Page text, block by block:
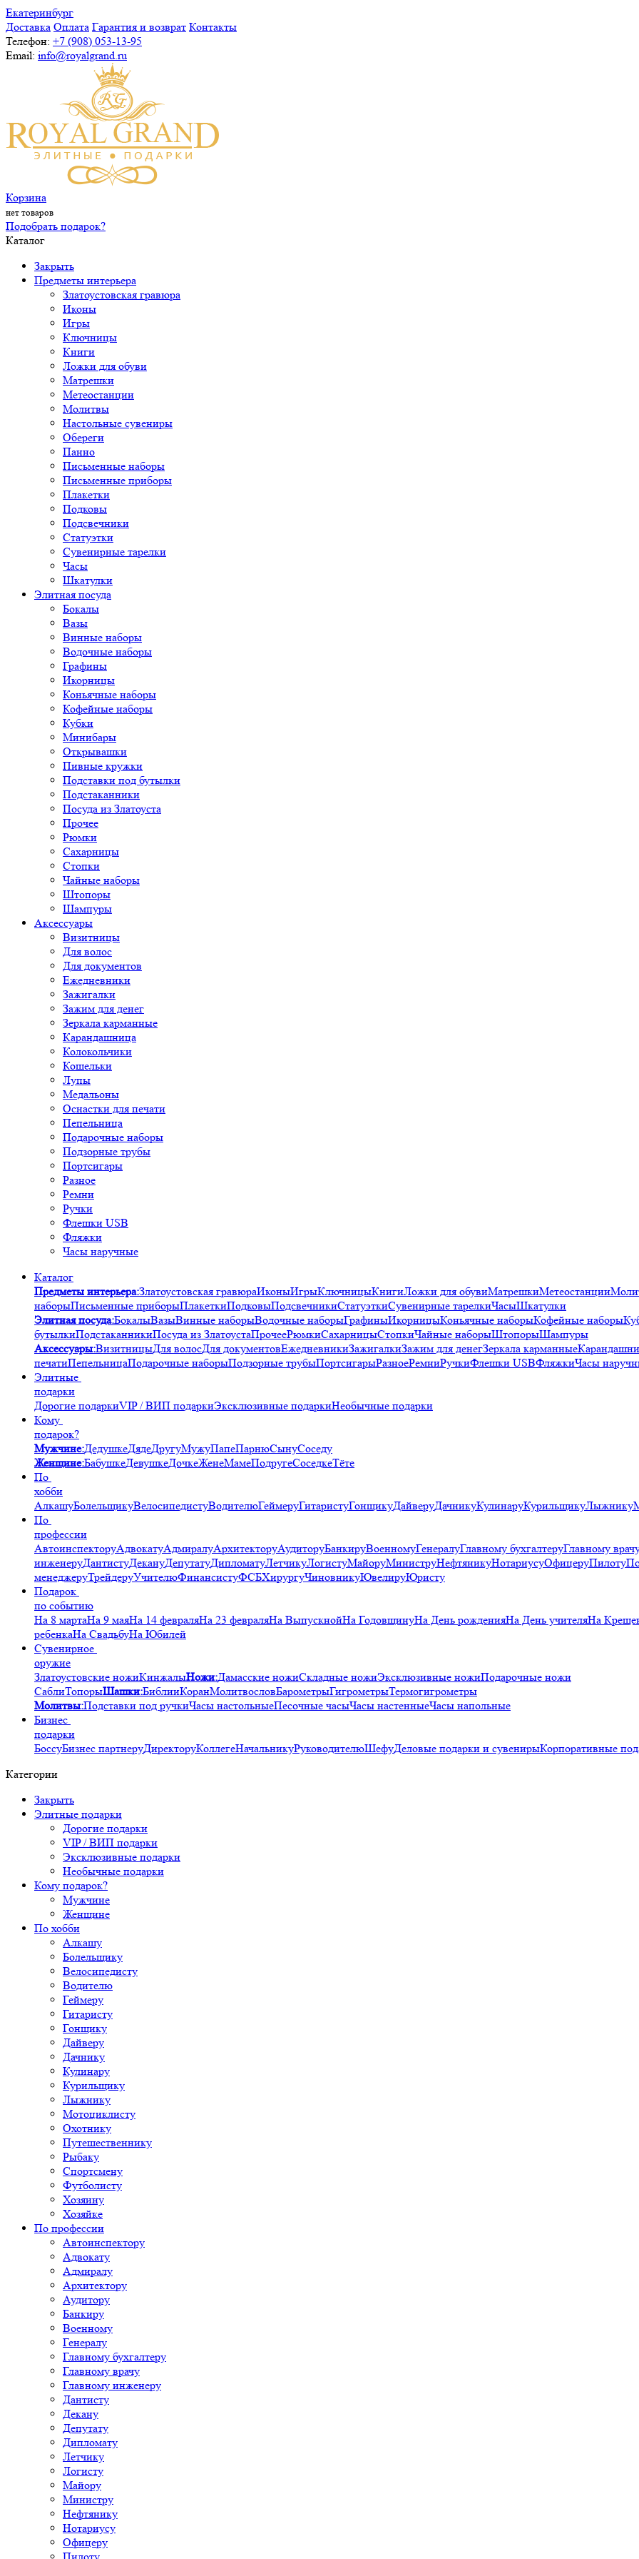
Екатеринбург
Доставка Оплата Гарантия и возврат Контакты
Телефон: +7 (908) 053-13-95
Email: info@royalgrand.ru
Корзина
нет товаров
Подобрать подарок?
Каталог
Закрыть
Предметы интерьера
Златоустовская гравюра
Иконы
Игры
Ключницы
Книги
Ложки для обуви
Матрешки
Метеостанции
Молитвы
Настольные сувениры
Обереги
Панно
Письменные наборы
Письменные приборы
Плакетки
Подковы
Подсвечники
Статуэтки
Сувенирные тарелки
Часы
Шкатулки
Элитная посуда
Бокалы
Вазы
Винные наборы
Водочные наборы
Графины
Икорницы
Коньячные наборы
Кофейные наборы
Кубки
Минибары
Открывашки
Пивные кружки
Подставки под бутылки
Подстаканники
Посуда из Златоуста
Прочее
Рюмки
Сахарницы
Стопки
Чайные наборы
Штопоры
Шампуры
Аксессуары
Визитницы
Для волос
Для документов
Ежедневники
Зажигалки
Зажим для денег
Зеркала карманные
Карандашница
Колокольчики
Кошельки
Лупы
Медальоны
Оснастки для печати
Пепельница
Подарочные наборы
Подзорные трубы
Портсигары
Разное
Ремни
Ручки
Флешки USB
Фляжки
Часы наручные
Каталог
Предметы интерьера:Златоустовская гравюраИконыИгрыКлючницыКнигиЛожки для обувиМатрешкиМетеостанции
наборыПисьменные приборыПлакеткиПодковыПодсвечникиСтатуэткиСувенирные тарелкиЧасыШкатулки
Элитная посуда:БокалыВазыВинные наборыВодочные наборыГрафиныИкорницыКоньячные наборыКофейные наборы
бутылкиПодстаканникиПосуда из ЗлатоустаПрочееРюмкиСахарницыСтопкиЧайные наборыШтопорыШампуры
Аксессуары:ВизитницыДля волосДля документовЕжедневникиЗажигалкиЗажим для денегЗеркала карманные
печатиПепельницаПодарочные наборыПодзорные трубыПортсигарыРазноеРемниРучкиФлешки USBФляжкиЧасы
Элитные
подарки
Дорогие подаркиVIP / ВИП подаркиЭксклюзивные подаркиНеобычные подарки
Кому
подарок?
Мужчине:ДедушкеДядеДругуМужуПапеПарнюСынуСоседу
Женщине:БабушкеДевушкеДочкеЖенеМамеПодругеСоседкеТёте
По
хобби
АлкашуБолельщикуВелосипедистуВодителюГеймеруГитаристуГонщикуДайверуДачникуКулинаруКурильщикуЛыжнику
По
профессии
АвтоинспекторуАдвокатуАдмиралуАрхитекторуАудиторуБанкируВоенномуГенералуГлавному бухгалтеруГлавному
инженеруДантистуДекануДепутатуДипломатуЛетчикуЛогистуМайоруМиниструНефтяникуНотариусуОфицеруПилоту
менеджеруТрейдеруУчителюФинансистуФСБХирургуЧиновникуЮвелируЮристу
Подарок
по событию
На 8 мартаНа 9 маяНа 14 февраляНа 23 февраляНа ВыпускнойНа ГодовщинуНа День рожденияНа День учителяНа
ребенкаНа СвадьбуНа Юбилей
Сувенирное
оружие
Златоустовские ножиКинжалыНожи:Дамасские ножиСкладные ножиЭксклюзивные ножиПодарочные ножи
СаблиТопорыШашки:БиблииКоранМолитвословБарометрыГигрометрыТермогигрометры
Молитвы:Подставки под ручкиЧасы настольныеПесочные часыЧасы настенныеЧасы напольные
Бизнес
подарки
БоссуБизнес партнеруДиректоруКоллегеНачальникуРуководителюШефуДеловые подарки и сувенирыКорпоративные
Категории
Закрыть
Элитные подарки
Дорогие подарки
VIP / ВИП подарки
Эксклюзивные подарки
Необычные подарки
Кому подарок?
Мужчине
Женщине
По хобби
Алкашу
Болельщику
Велосипедисту
Водителю
Геймеру
Гитаристу
Гонщику
Дайверу
Дачнику
Кулинару
Курильщику
Лыжнику
Мотоциклисту
Охотнику
Путешественнику
Рыбаку
Спортсмену
Футболисту
Хозяину
Хозяйке
По профессии
Автоинспектору
Адвокату
Адмиралу
Архитектору
Аудитору
Банкиру
Военному
Генералу
Главному бухгалтеру
Главному врачу
Главному инженеру
Дантисту
Декану
Депутату
Дипломату
Летчику
Логисту
Майору
Министру
Нефтянику
Нотариусу
Офицеру